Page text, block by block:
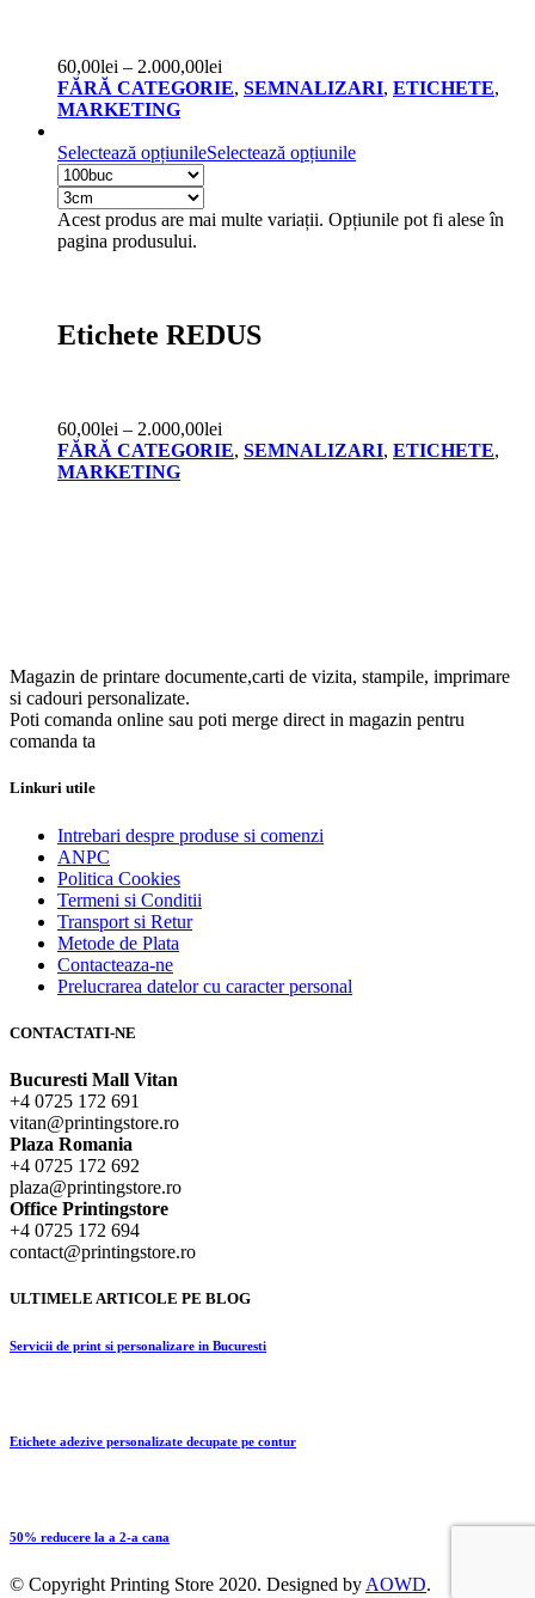
60,00lei – 2.000,00lei
FĂRĂ CATEGORIE, SEMNALIZARI, ETICHETE,
MARKETING
Selectează opțiunileSelectează opțiunile
Acest produs are mai multe variații. Opțiunile pot fi alese în
pagina produsului.
Etichete REDUS
60,00lei – 2.000,00lei
FĂRĂ CATEGORIE, SEMNALIZARI, ETICHETE,
MARKETING
Magazin de printare documente,carti de vizita, stampile, imprimare
si cadouri personalizate.
Poti comanda online sau poti merge direct in magazin pentru
comanda ta
Linkuri utile
Intrebari despre produse si comenzi
ANPC
Politica Cookies
Termeni si Conditii
Transport si Retur
Metode de Plata
Contacteaza-ne
Prelucrarea datelor cu caracter personal
CONTACTATI-NE
Bucuresti Mall Vitan
+4 0725 172 691
vitan@printingstore.ro
Plaza Romania
+4 0725 172 692
plaza@printingstore.ro
Office Printingstore
+4 0725 172 694
contact@printingstore.ro
ULTIMELE ARTICOLE PE BLOG
Servicii de print si personalizare in Bucuresti
Etichete adezive personalizate decupate pe contur
50% reducere la a 2-a cana
© Copyright Printing Store 2020. Designed by AOWD.